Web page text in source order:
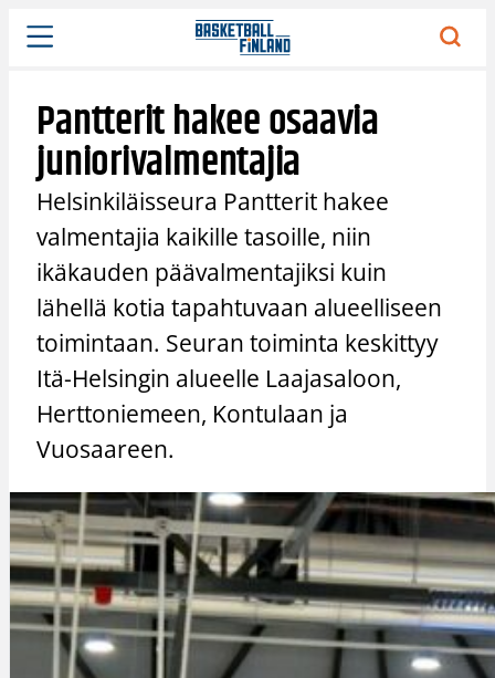
Siirry
sisältöön
Pantterit hakee osaavia
juniorivalmentajia
Helsinkiläisseura Pantterit hakee
valmentajia kaikille tasoille, niin
ikäkauden päävalmentajiksi kuin
lähellä kotia tapahtuvaan alueelliseen
toimintaan. Seuran toiminta keskittyy
Itä-Helsingin alueelle Laajasaloon,
Herttoniemeen, Kontulaan ja
Vuosaareen.